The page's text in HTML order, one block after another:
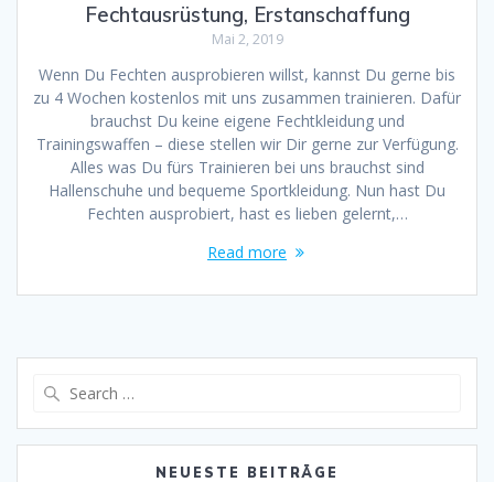
Fechtausrüstung, Erstanschaffung
Mai 2, 2019
Wenn Du Fechten ausprobieren willst, kannst Du gerne bis
zu 4 Wochen kostenlos mit uns zusammen trainieren. Dafür
brauchst Du keine eigene Fechtkleidung und
Trainingswaffen – diese stellen wir Dir gerne zur Verfügung.
Alles was Du fürs Trainieren bei uns brauchst sind
Hallenschuhe und bequeme Sportkleidung. Nun hast Du
Fechten ausprobiert, hast es lieben gelernt,…
Read more
NEUESTE BEITRÄGE